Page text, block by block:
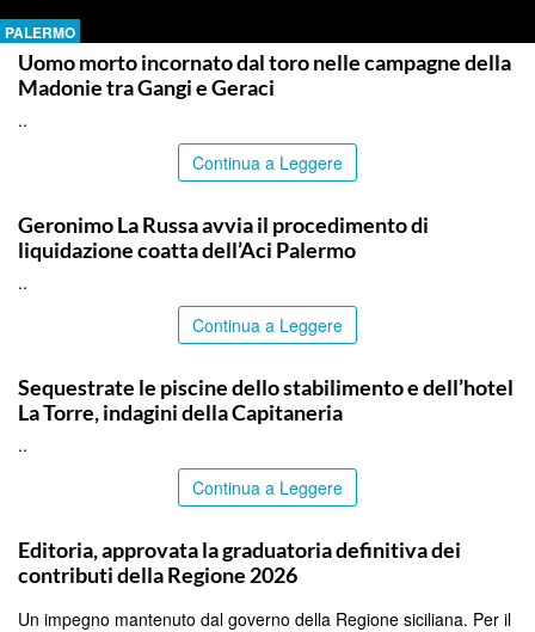
PALERMO
Uomo morto incornato dal toro nelle campagne della
Madonie tra Gangi e Geraci
..
Continua a Leggere
Geronimo La Russa avvia il procedimento di
liquidazione coatta dell’Aci Palermo
..
Continua a Leggere
Sequestrate le piscine dello stabilimento e dell’hotel
La Torre, indagini della Capitaneria
..
Continua a Leggere
Editoria, approvata la graduatoria definitiva dei
contributi della Regione 2026
Un impegno mantenuto dal governo della Regione siciliana. Per il